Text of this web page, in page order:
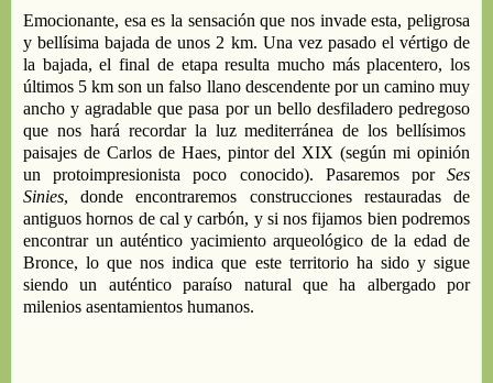
Emocionante, esa es la sensación que nos invade esta,peligrosa
y bellísimabajada de unos 2 km. Una vez pasado el vértigode
la bajada, elfinal de etaparesulta mucho más placentero, los
últimos 5 km son un falso llano descendenteporun camino muy
ancho y agradable que pasa por un bello desfiladeropedregoso
que nos hará recordar la luz mediterránea de los bellísimos
paisajes de Carlos de Haes, pintor del XIX (según mi opinión
un protoimpresionista poco conocido). Pasaremos porSes
Sinies, donde encontraremos construcciones restauradasde
antiguos hornos de cal y carbón, y si nos fijamos bien podremos
encontrar un auténtico yacimiento arqueológico de la edad de
Bronce,lo que nos indica que este territorio ha sido y sigue
siendoun auténtico paraíso natural que ha albergado por
milenios asentamientos humanos.